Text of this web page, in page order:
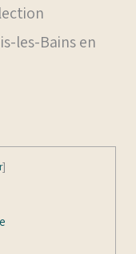
les-Bains en
]